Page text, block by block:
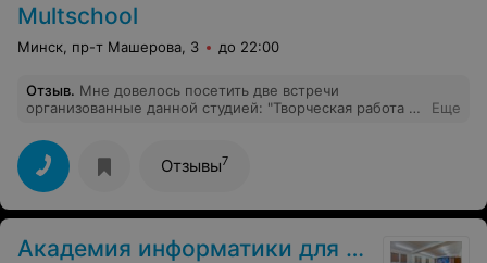
Multschool
Минск, пр-т Машерова, 3 до 22:00
Отзыв. Мне довелось посетить две встречи
организованные данной студией: "Творческая работа в
анимация: Что? Где? Когда?". Была приятно удивлена,
тем, что у нас проводятся подобные мероприятия.
Было очень много интересной информации. Кроме
того всегда приятно послушать людей, которые
действительно любят своё дело).
Еще
Отзывы7
Академия информатики для школьников при БГУИР